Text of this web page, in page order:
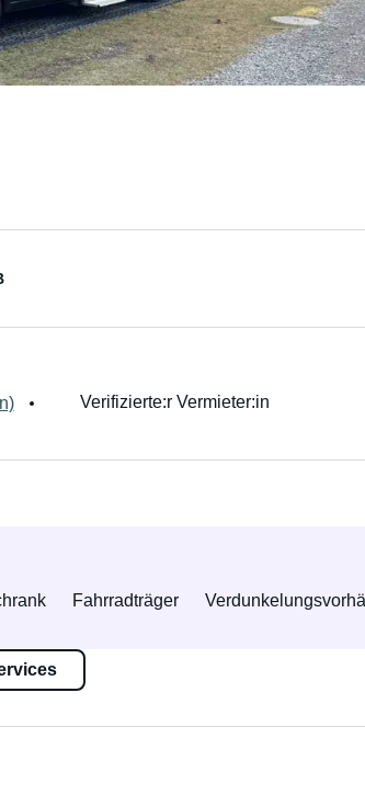
Verifizierte:r Vermieter:in
Fahrradträger